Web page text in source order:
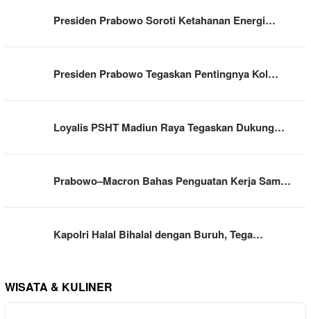
Presiden Prabowo Soroti Ketahanan Energi…
Presiden Prabowo Tegaskan Pentingnya Kol…
Loyalis PSHT Madiun Raya Tegaskan Dukung…
Prabowo–Macron Bahas Penguatan Kerja Sam…
Kapolri Halal Bihalal dengan Buruh, Tega…
WISATA & KULINER